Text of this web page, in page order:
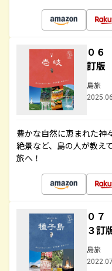
０
訂版
島旅
豊かな自然に恵まれた神
絶景など、島の人が教え
旅へ！
０
３訂
島旅